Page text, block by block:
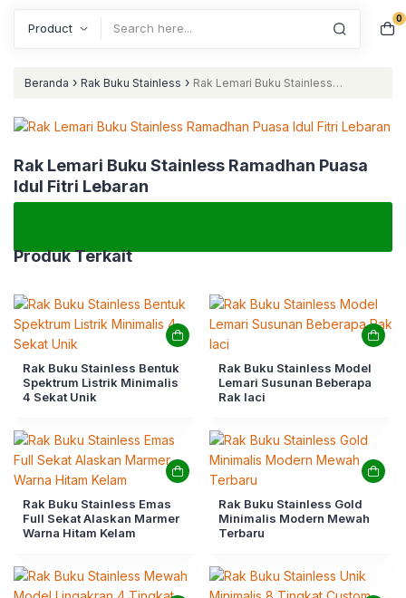
0
Beranda › Rak Buku Stainless › Rak Lemari Buku Stainless
Rak Lemari Buku Stainless Ramadhan Puasa
Idul Fitri Lebaran
Produk Terkait
Rak Buku Stainless Bentuk
Spektrum Listrik Minimalis
4 Sekat Unik
Rak Buku Stainless Model
Lemari Susunan Beberapa
Rak laci
Rak Buku Stainless Emas
Full Sekat Alaskan Marmer
Warna Hitam Kelam
Rak Buku Stainless Gold
Minimalis Modern Mewah
Terbaru